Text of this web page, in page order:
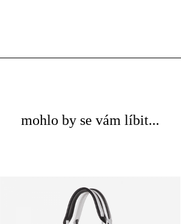
mohlo by se vám líbit...